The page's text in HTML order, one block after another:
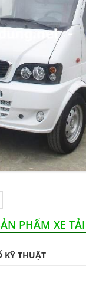
PHẨM XE
KỸ THUẬT